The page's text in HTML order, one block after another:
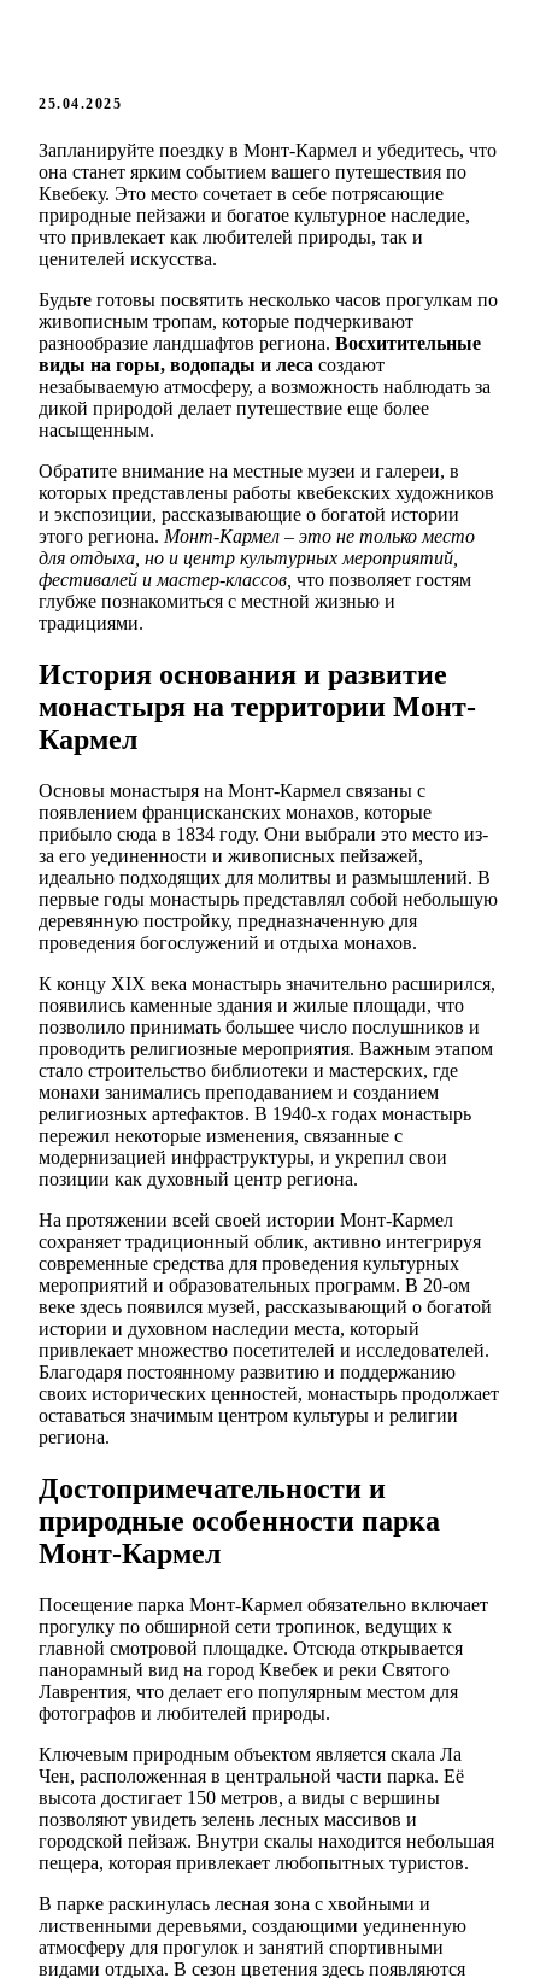
25.04.2025
Запланируйте поездку в Монт-Кармел и убедитесь, что
она станет ярким событием вашего путешествия по
Квебеку. Это место сочетает в себе потрясающие
природные пейзажи и богатое культурное наследие,
что привлекает как любителей природы, так и
ценителей искусства.
Будьте готовы посвятить несколько часов прогулкам по
живописным тропам, которые подчеркивают
разнообразие ландшафтов региона. Восхитительные
виды на горы, водопады и леса создают
незабываемую атмосферу, а возможность наблюдать за
дикой природой делает путешествие еще более
насыщенным.
Обратите внимание на местные музеи и галереи, в
которых представлены работы квебекских художников
и экспозиции, рассказывающие о богатой истории
этого региона. Монт-Кармел – это не только место
для отдыха, но и центр культурных мероприятий,
фестивалей и мастер-классов, что позволяет гостям
глубже познакомиться с местной жизнью и
традициями.
История основания и развитие
монастыря на территории Монт-
Кармел
Основы монастыря на Монт-Кармел связаны с
появлением францисканских монахов, которые
прибыло сюда в 1834 году. Они выбрали это место из-
за его уединенности и живописных пейзажей,
идеально подходящих для молитвы и размышлений. В
первые годы монастырь представлял собой небольшую
деревянную постройку, предназначенную для
проведения богослужений и отдыха монахов.
К концу XIX века монастырь значительно расширился,
появились каменные здания и жилые площади, что
позволило принимать большее число послушников и
проводить религиозные мероприятия. Важным этапом
стало строительство библиотеки и мастерских, где
монахи занимались преподаванием и созданием
религиозных артефактов. В 1940-х годах монастырь
пережил некоторые изменения, связанные с
модернизацией инфраструктуры, и укрепил свои
позиции как духовный центр региона.
На протяжении всей своей истории Монт-Кармел
сохраняет традиционный облик, активно интегрируя
современные средства для проведения культурных
мероприятий и образовательных программ. В 20-ом
веке здесь появился музей, рассказывающий о богатой
истории и духовном наследии места, который
привлекает множество посетителей и исследователей.
Благодаря постоянному развитию и поддержанию
своих исторических ценностей, монастырь продолжает
оставаться значимым центром культуры и религии
региона.
Достопримечательности и
природные особенности парка
Монт-Кармел
Посещение парка Монт-Кармел обязательно включает
прогулку по обширной сети тропинок, ведущих к
главной смотровой площадке. Отсюда открывается
панорамный вид на город Квебек и реки Святого
Лаврентия, что делает его популярным местом для
фотографов и любителей природы.
Ключевым природным объектом является скала Ла
Чен, расположенная в центральной части парка. Её
высота достигает 150 метров, а виды с вершины
позволяют увидеть зелень лесных массивов и
городской пейзаж. Внутри скалы находится небольшая
пещера, которая привлекает любопытных туристов.
В парке раскинулась лесная зона с хвойными и
лиственными деревьями, создающими уединенную
атмосферу для прогулок и занятий спортивными
видами отдыха. В сезон цветения здесь появляются